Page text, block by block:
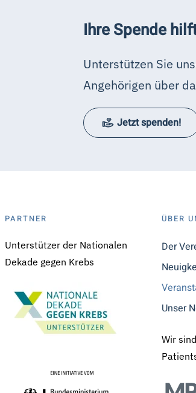
Ihre Spende
Unterstützen Sie
Angehörigen über
Jetzt spenden!
PARTNER
Unterstützer der Nationalen
Dekade gegen Krebs
ÜBER
Der
Unser
Wir